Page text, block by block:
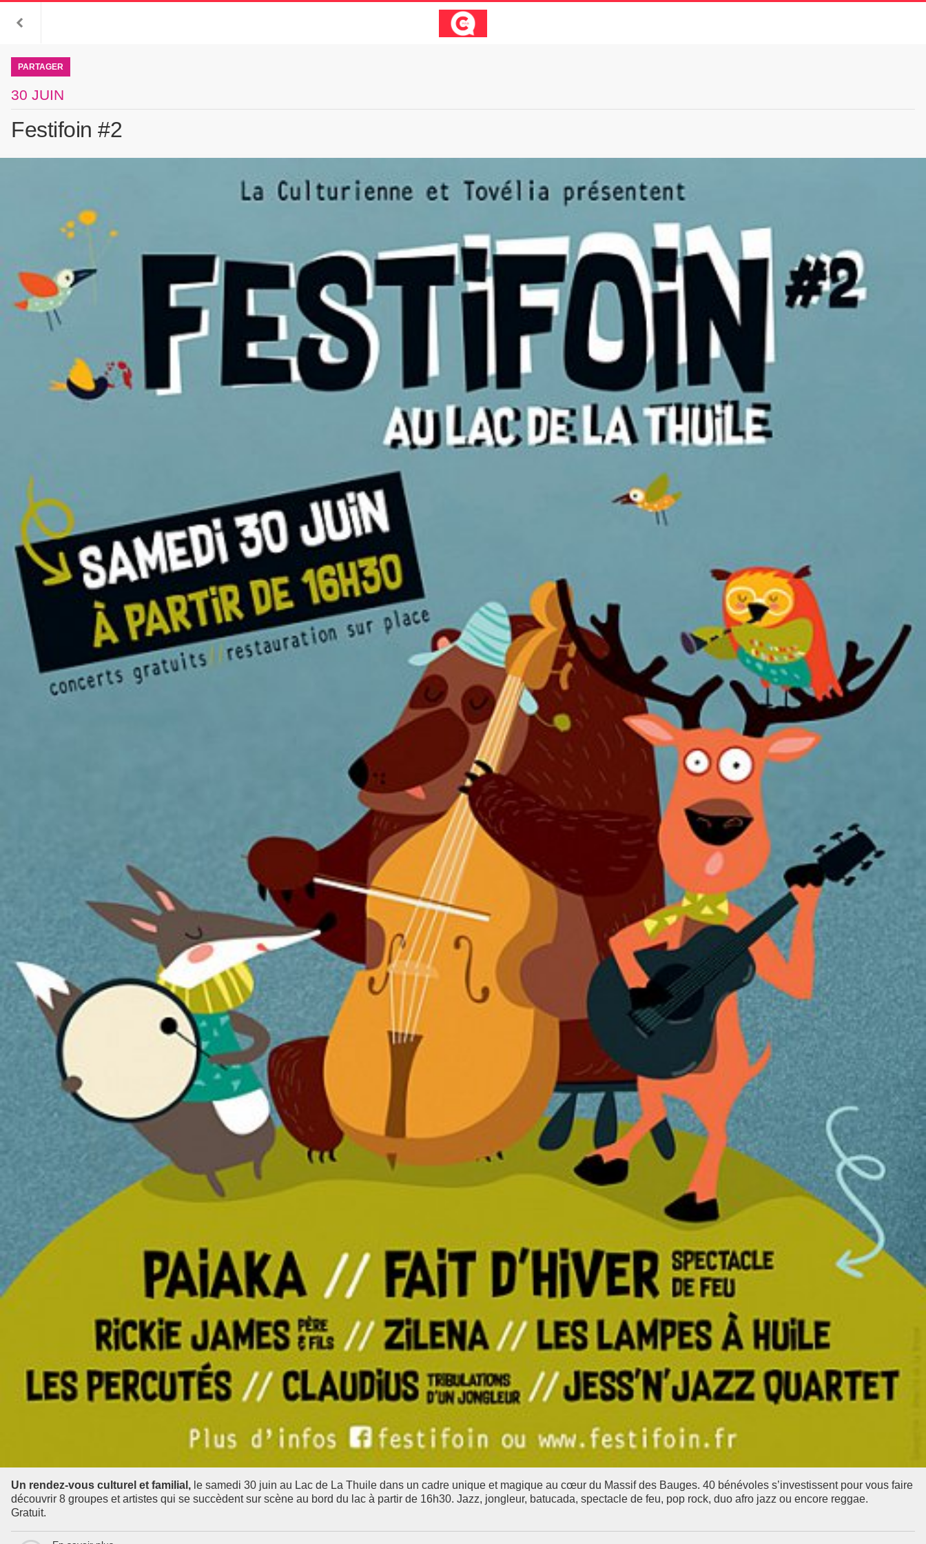
PARTAGER
30 JUIN
Festifoin #2
Un rendez-vous culturel et familial, le samedi 30 juin au Lac de La Thuile dans un cadre unique et magique au cœur du Massif des Bauges. 40 bénévoles s’investissent pour vous faire
découvrir 8 groupes et artistes qui se succèdent sur scène au bord du lac à partir de 16h30. Jazz, jongleur, batucada, spectacle de feu, pop rock, duo afro jazz ou encore reggae.
Gratuit.